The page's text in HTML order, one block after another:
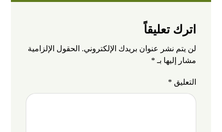
اترك تعليقاً
لن يتم نشر عنوان بريدك الإلكتروني. الحقول الإلزامية
مشار إليها بـ *
التعليق *